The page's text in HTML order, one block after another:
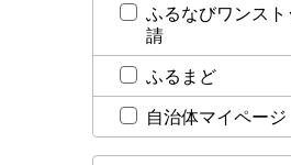
ふるなびワンスト
請
ふるまど
自治体マイページ